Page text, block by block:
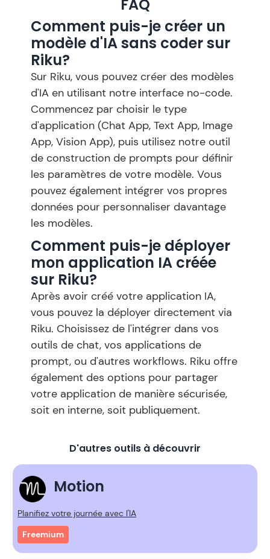
FAQ
Comment puis-je créer un
modèle d'IA sans coder sur
Riku?
Sur Riku, vous pouvez créer des modèles
d'IA en utilisant notre interface no-code.
Commencez par choisir le type
d'application (Chat App, Text App, Image
App, Vision App), puis utilisez notre outil
de construction de prompts pour définir
les paramètres de votre modèle. Vous
pouvez également intégrer vos propres
données pour personnaliser davantage
les modèles.
Comment puis-je déployer
mon application IA créée
sur Riku?
Après avoir créé votre application IA,
vous pouvez la déployer directement via
Riku. Choisissez de l'intégrer dans vos
outils de chat, vos applications de
prompt, ou d'autres workflows. Riku offre
également des options pour partager
votre application de manière sécurisée,
soit en interne, soit publiquement.
D'autres outils à découvrir
Motion
Planifiez votre journée avec l'IA
Freemium